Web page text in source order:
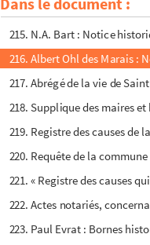
214. Mines de la Croix-aux-
215. N.A. Bart : Notice
216. Albert Ohl des Marais :
217. Abrégé de la vie de
218. Supplique des maires
219. Registre des causes
220. Requête de la
221. « Registre des causes
222. Actes notariés,
223. Paul Evrat : Bornes